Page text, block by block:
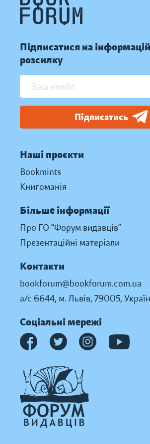
Підписатися на
розсилку
Підписатись
Наші проєкти
Bookmints
Книгоманія
Більше інформації
Про ГО “Форум видавців”
Презентаційні матеріали
Контакти
bookforum@bookforum.com.ua
а/с 6644, м. Львів, 79005,
Соціальні мережі